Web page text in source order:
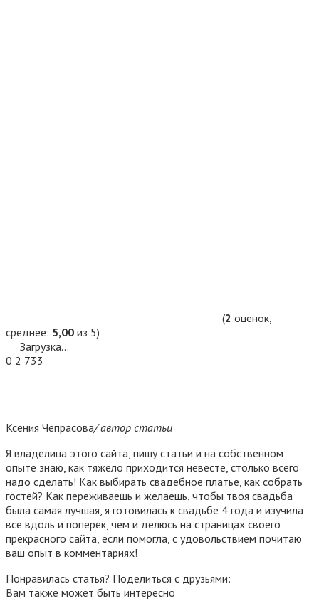
(2 оценок,
среднее: 5,00 из 5)
Загрузка...
0 2 733
Ксения Чепрасова/ автор статьи
Я владелица этого сайта, пишу статьи и на собственном
опыте знаю, как тяжело приходится невесте, столько всего
надо сделать! Как выбирать свадебное платье, как собрать
гостей? Как переживаешь и желаешь, чтобы твоя свадьба
была самая лучшая, я готовилась к свадьбе 4 года и изучила
все вдоль и поперек, чем и делюсь на страницах своего
прекрасного сайта, если помогла, с удовольствием почитаю
ваш опыт в комментариях!
Понравилась статья? Поделиться с друзьями:
Вам также может быть интересно